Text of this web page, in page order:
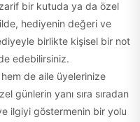
bir kutuda ya da özel
hediyenin değeri ve
birlikte kişisel bir not
edebilirsiniz.
hem de aile üyelerinize
günlerin yanı sıra sıradan
ilgiyi göstermenin bir yolu